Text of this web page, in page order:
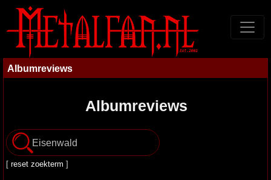
Albumreviews
Albumreviews
[ reset zoekterm ]